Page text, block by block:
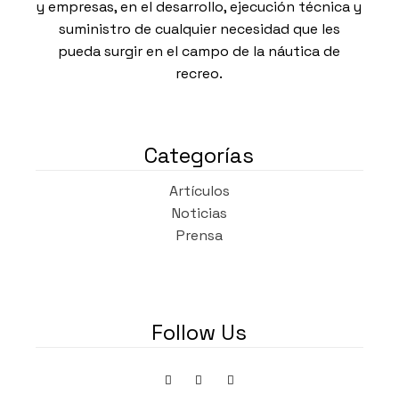
y empresas, en el desarrollo, ejecución técnica y
suministro de cualquier necesidad que les
pueda surgir en el campo de la náutica de
recreo.
Categorías
Artículos
Noticias
Prensa
Follow Us